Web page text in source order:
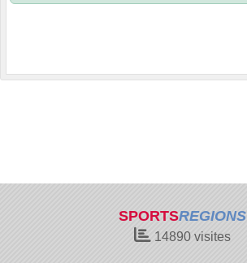
SPORTSREGIONS
14890visites